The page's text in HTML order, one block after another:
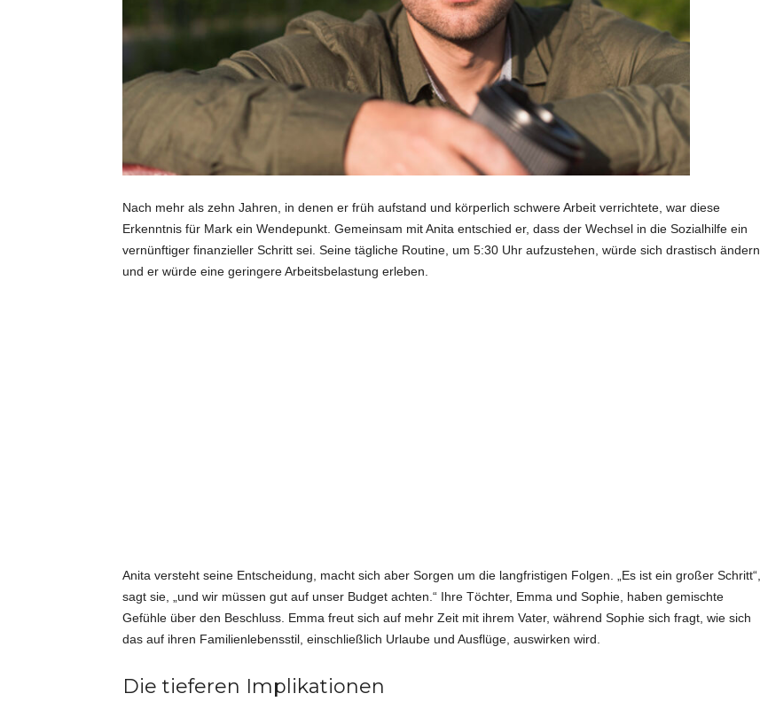
Nach mehr als zehn Jahren, in denen er früh aufstand und körperlich schwere Arbeit verrichtete, war diese
Erkenntnis für Mark ein Wendepunkt. Gemeinsam mit Anita entschied er, dass der Wechsel in die Sozialhilfe ein
vernünftiger finanzieller Schritt sei. Seine tägliche Routine, um 5:30 Uhr aufzustehen, würde sich drastisch ändern,
und er würde eine geringere Arbeitsbelastung erleben.
Anita versteht seine Entscheidung, macht sich aber Sorgen um die langfristigen Folgen. „Es ist ein großer Schritt“,
sagt sie, „und wir müssen gut auf unser Budget achten.“ Ihre Töchter, Emma und Sophie, haben gemischte
Gefühle über den Beschluss. Emma freut sich auf mehr Zeit mit ihrem Vater, während Sophie sich fragt, wie sich
das auf ihren Familienlebensstil, einschließlich Urlaube und Ausflüge, auswirken wird.
Die tieferen Implikationen